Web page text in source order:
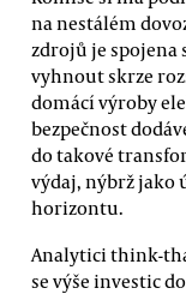
na nestálém
zdrojů je spojena
vyhnout skrze
domácí výroby
bezpečnost
do takové
výdaj, nýbrž jako
horizontu.
Analytici think-
se výše investic